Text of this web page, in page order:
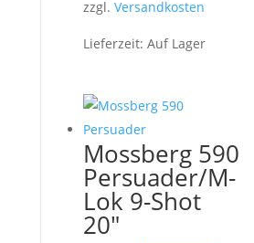
zzgl.Versandkosten
Lieferzeit:Auf Lager
Mossberg 590
Persuader/M-
Lok 9-Shot
20″